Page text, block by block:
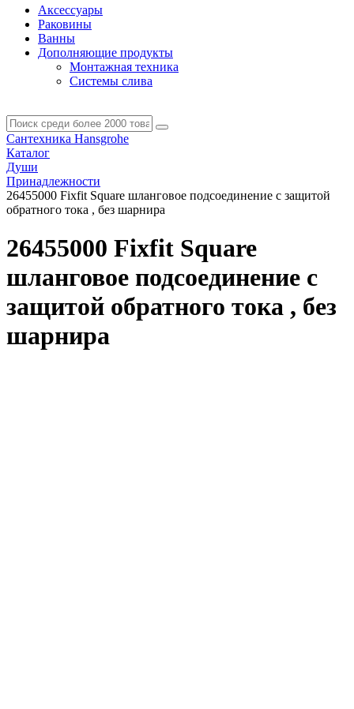
Аксессуары
Раковины
Ванны
Дополняющие продукты
Монтажная техника
Системы слива
Сантехника Hansgrohe
Каталог
Души
Принадлежности
26455000 Fixfit Square шланговое подсоединение с защитой
обратного тока , без шарнира
26455000 Fixfit Square
шланговое подсоединение с
защитой обратного тока , без
шарнира